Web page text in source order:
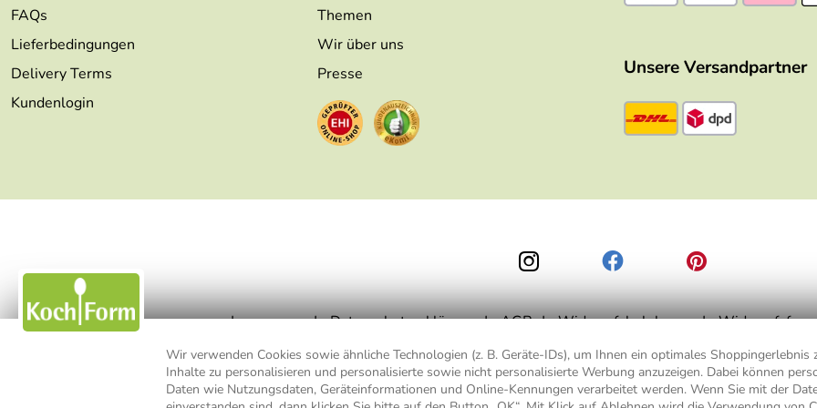
Wir verwenden Cookies sowie ähnliche Technologien (z. B. Geräte-IDs), um Ihnen ein optimales Shoppingerlebnis
Inhalte zu personalisieren und personalisierte sowie nicht personalisierte Werbung anzuzeigen. Dabei können
Daten wie Nutzungsdaten, Geräteinformationen und Online-Kennungen verarbeitet werden. Wenn Sie mit der
FAQs
Lieferbedingungen
Delivery Terms
Kundenlogin
Themen
Wir über uns
Presse
Unsere Versandpartner
Impressum Datenschutzerklärung AGB Widerrufsbelehrung
* Alle Preisangaben inkl. MwSt., bis 49,90 € Bestellwert zzgl.Versandkosten, ab 49,90 € Bestellwert inkl.